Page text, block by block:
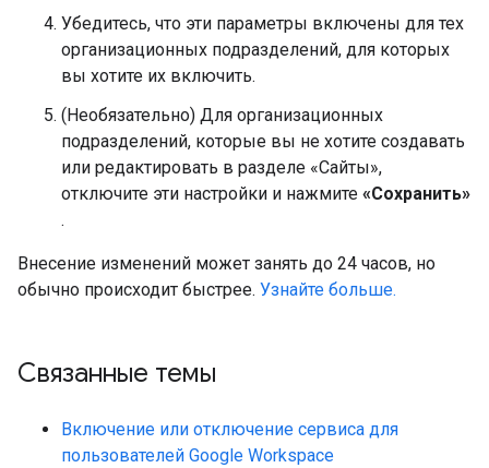
Убедитесь, что эти параметры включены для тех
организационных подразделений, для которых
вы хотите их включить.
(Необязательно) Для организационных
подразделений, которые вы не хотите создавать
или редактировать в разделе «Сайты»,
отключите эти настройки и нажмите «Сохранить»
.
Внесение изменений может занять до 24 часов, но
обычно происходит быстрее. Узнайте больше.
Связанные темы
Включение или отключение сервиса для
пользователей Google Workspace